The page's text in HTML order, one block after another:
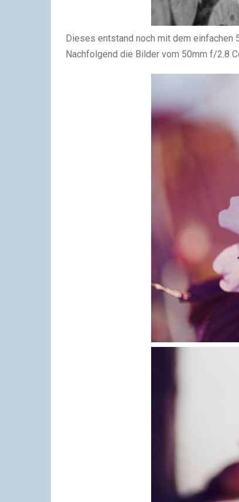
Dieses entstand noch mit dem einfachen
Nachfolgend die Bilder vom 50mm f/2.8